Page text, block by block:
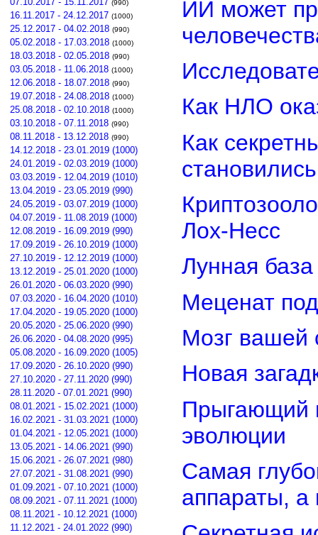
(990)
16.11.2017 - 24.12.2017 (1000)
25.12.2017 - 04.02.2018 (990)
05.02.2018 - 17.03.2018 (1000)
18.03.2018 - 02.05.2018 (990)
03.05.2018 - 11.06.2018 (1000)
12.06.2018 - 18.07.2018 (990)
19.07.2018 - 24.08.2018 (1000)
25.08.2018 - 02.10.2018 (1000)
03.10.2018 - 07.11.2018 (990)
08.11.2018 - 13.12.2018 (990)
14.12.2018 - 23.01.2019 (1000)
24.01.2019 - 02.03.2019 (1000)
03.03.2019 - 12.04.2019 (1010)
13.04.2019 - 23.05.2019 (990)
24.05.2019 - 03.07.2019 (1000)
04.07.2019 - 11.08.2019 (1000)
12.08.2019 - 16.09.2019 (990)
17.09.2019 - 26.10.2019 (1000)
27.10.2019 - 12.12.2019 (1000)
13.12.2019 - 25.01.2020 (1000)
26.01.2020 - 06.03.2020 (990)
07.03.2020 - 16.04.2020 (1010)
17.04.2020 - 19.05.2020 (1000)
20.05.2020 - 25.06.2020 (990)
26.06.2020 - 04.08.2020 (995)
05.08.2020 - 16.09.2020 (1005)
17.09.2020 - 26.10.2020 (990)
27.10.2020 - 27.11.2020 (990)
28.11.2020 - 07.01.2021 (990)
08.01.2021 - 15.02.2021 (1000)
16.02.2021 - 31.03.2021 (1000)
01.04.2021 - 12.05.2021 (1000)
13.05.2021 - 14.06.2021 (990)
15.06.2021 - 26.07.2021 (980)
27.07.2021 - 31.08.2021 (990)
01.09.2021 - 07.10.2021 (1000)
08.09.2021 - 07.11.2021 (1000)
08.11.2021 - 10.12.2021 (1000)
11.12.2021 - 24.01.2022 (990)
ИИ может
Как НЛО
Как
Лох-Несс
Лунная
Меценат
Мозг вашей
Новая
Прыгающий
эволюции
Самая
аппараты, а